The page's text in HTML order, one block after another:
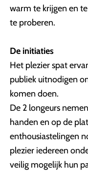
warm te krijgen en
te proberen.
De initiaties
Het plezier spat
publiek uitnodigen
komen doen.
De 2 longeurs
handen en op de
enthousiastelingen
plezier iedereen
veilig mogelijk hun